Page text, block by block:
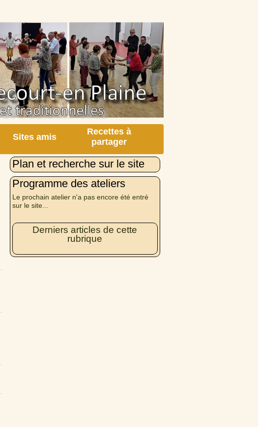
Sites amis
Recettes à
partager
Plan et recherche sur le site
Programme des ateliers
Le prochain atelier n'a pas encore été entré
sur le site...
Derniers articles de cette
rubrique